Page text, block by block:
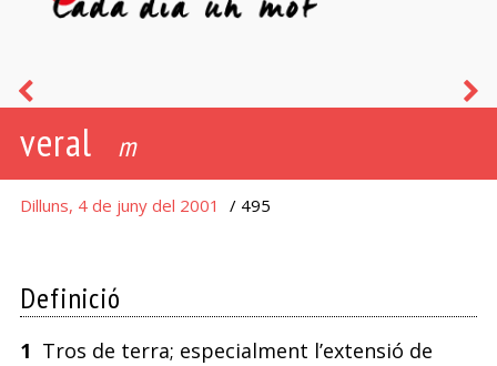
veral m
Dilluns, 4 de juny del 2001 / 495
Definició
1 Tros de terra; especialment l’extensió de
fer
petar
la